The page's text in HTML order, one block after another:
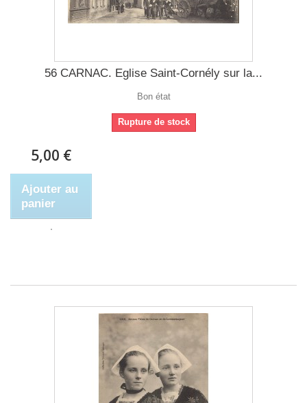
56 CARNAC. Eglise Saint-Cornély sur la...
Bon état
Rupture de stock
5,00 €
Ajouter au
panier